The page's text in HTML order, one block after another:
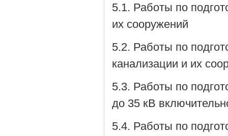
5.1. Работы по
их сооружений
5.2. Работы по
канализации и их
5.3. Работы по
до 35 кВ
5.4. Работы по